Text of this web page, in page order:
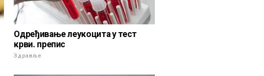
Одређивање леукоцита у тест
крви. препис
Здравље